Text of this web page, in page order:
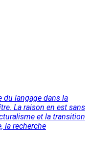
du langage dans la
La raison en est sans
et la transition
la recherche